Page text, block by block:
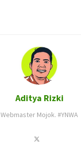
Aditya Rizki
Webmaster Mojok. #YNWA